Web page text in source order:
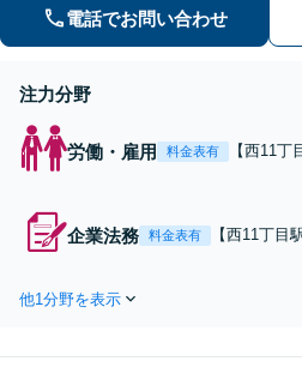
話しや
ます。
電話でお問い合わせ
注力分野
労働・雇用 料金表有
【西11
広く対応
応実績が
企業法務 料金表有
【西11丁目
業運営をサ
他1分野を表示